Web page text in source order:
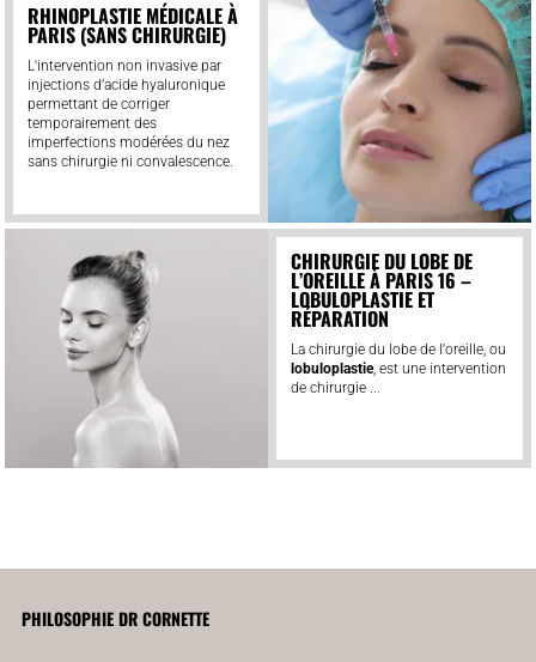
RHINOPLASTIE MÉDICALE À
PARIS (SANS CHIRURGIE)
L'intervention non invasive par
injections d’acide hyaluronique
permettant de corriger
temporairement des
imperfections modérées du nez
sans chirurgie ni convalescence.
CHIRURGIE DU LOBE DE
L’OREILLE À PARIS 16 –
LOBULOPLASTIE ET
RÉPARATION
La chirurgie du lobe de l'oreille, ou
lobuloplastie, est une intervention
de chirurgie ...
PHILOSOPHIE DR CORNETTE